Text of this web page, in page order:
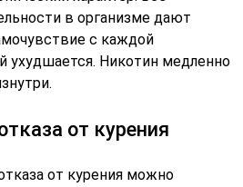
в организме дают
с каждой
ухудшается. Никотин медленно
от курения
от курения можно